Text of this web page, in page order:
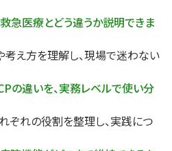
急医療とどう違うか説明できま
え方を理解し、現場で迷わない
の違いを、実務レベルで使い分
ぞれの役割を整理し、実践につ